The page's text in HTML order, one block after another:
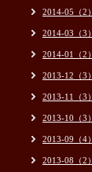
2014-05（2）
2014-03（3）
2014-01（2）
2013-12（3）
2013-11（3）
2013-10（3）
2013-09（4）
2013-08（2）